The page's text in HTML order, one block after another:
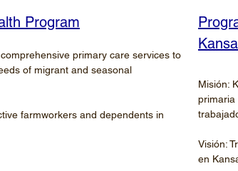
Program
primary care services to
of migrant and seasonal
farmworkers and dependents in
Misión:
primaria
Visión:
en